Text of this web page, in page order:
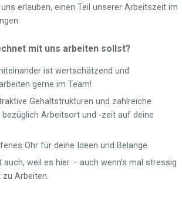
erlauben, einen Teil unserer Arbeitszeit im
mit uns arbeiten sollst?
ist wertschätzend und
gerne im Team!
Gehaltstrukturen und zahlreiche
bezüglich Arbeitsort und -zeit auf deine
Ohr für deine Ideen und Belange.
weil es hier – auch wenn’s mal stressig
Arbeiten.